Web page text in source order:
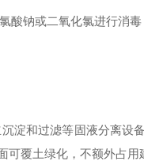
酸钠或二氧化氯进行消
淀和过滤等固液分离
覆土绿化，不额外占用